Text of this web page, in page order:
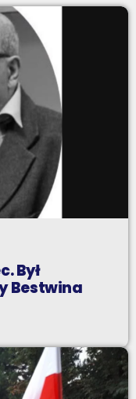
Był
Bestwina